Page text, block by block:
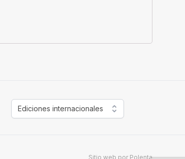
Ediciones internacionales
Sitio web por Polenta